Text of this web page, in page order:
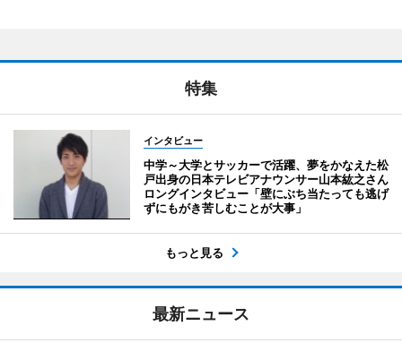
特集
インタビュー
中学～大学とサッカーで活躍、夢をかなえた松
戸出身の日本テレビアナウンサー山本紘之さん
ロングインタビュー「壁にぶち当たっても逃げ
ずにもがき苦しむことが大事」
もっと見る
最新ニュース